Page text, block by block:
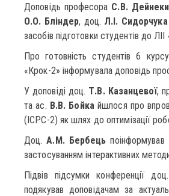
Доповідь професора С.В. Дейнеки
О.О. Бліндер, доц. Л.І. Сидорчука
засобів підготовки студентів до
Про готовність студентів 6
«Крок-2» інформувала доповідь
У доповіді доц. Т.В. Казанцевої,
та ас. В.В. Бойка йшлося про
(ІСРС-2) як шлях до оптимізації
Доц.А.М. Бербець поінформував
застосуванням інтерактивних
Підвів підсумки конференції доц.
подякував доповідачам за